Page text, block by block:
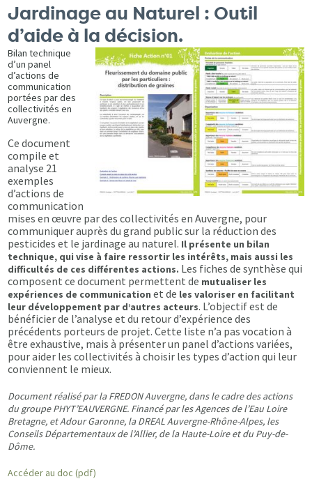
Jardinage au Naturel : Outil
d’aide à la décision.
Bilan technique
d’un panel
d’actions de
communication
portées par des
collectivités en
Auvergne.
Ce document
compile et
analyse 21
exemples
d’actions de
communication
mises en œuvre par des collectivités en Auvergne, pour
communiquer auprès du grand public sur la réduction des
pesticides et le jardinage au naturel. Il présente un bilan
technique, qui vise à faire ressortir les intérêts, mais aussi les
difficultés de ces différentes actions. Les fiches de synthèse qui
composent ce document permettent de mutualiser les
expériences de communication et de les valoriser en facilitant
leur développement par d’autres acteurs. L’objectif est de
bénéficier de l’analyse et du retour d’expérience des
précédents porteurs de projet. Cette liste n’a pas vocation à
être exhaustive, mais à présenter un panel d’actions variées,
pour aider les collectivités à choisir les types d’action qui leur
conviennent le mieux.
Document réalisé par la FREDON Auvergne, dans le cadre des actions
du groupe PHYT’EAUVERGNE. Financé par les Agences de l’Eau Loire
Bretagne, et Adour Garonne, la DREAL Auvergne-Rhône-Alpes, les
Conseils Départementaux de l’Allier, de la Haute-Loire et du Puy-de-
Dôme.
Accéder au doc (pdf)